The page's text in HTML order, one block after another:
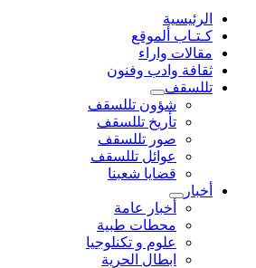
الرئيسية
كـتـاب ألموقع
مقالات واراء
ثقافة وادب وفنون
تللسقف
شؤون تللسقف
تأريخ تللسقف
صور تللسقف
عوائل تللسقف
قضايا شعبنا
أخبار
أخبار عامة
محطات طبية
علوم و تکنلوجیا
ابطال الحرية